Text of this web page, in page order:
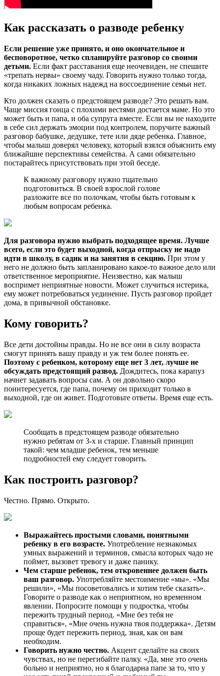
Как рассказать о разводе ребенку
Если решение уже принято, и оно окончательное и
бесповоротное, четко спланируйте разговор со своими
детьми. Если факт расставания еще неочевиден, не спешите
«трепать нервы» своему чаду. Говорить нужно только тогда,
когда никаких ложных надежд на воссоединение семьи нет.
Кто должен сказать о предстоящем разводе? Это решать вам.
Чаще миссия гонца с плохими вестями достается маме. Но это
может быть и папа, и оба супруга вместе. Если вы не находите
в себе сил держать эмоции под контролем, поручите важный
разговор бабушке, дедушке, тете или дяде ребенка. Главное,
чтобы малыш доверял человеку, который взялся объяснить ему
ближайшие перспективы семейства. А сами обязательно
постарайтесь присутствовать при этой беседе.
К важному разговору нужно тщательно
подготовиться. В своей взрослой голове
разложите все по полочкам, чтобы быть готовым к
любым вопросам ребенка.
Для разговора нужно выбрать подходящее время. Лучше
всего, если это будет выходной, когда отпрыску не надо
идти в школу, в садик и на занятия в секцию. При этом у
него не должно быть запланировано какое-то важное дело или
ответственное мероприятие. Неизвестно, как малыш
воспримет неприятные новости. Может случиться истерика,
ему может потребоваться уединение. Пусть разговор пройдет
дома, в привычной обстановке.
Кому говорить?
Все дети достойны правды. Но не все они в силу возраста
смогут принять вашу правду и уж тем более понять ее.
Поэтому с ребенком, которому еще нет 3 лет, лучше не
обсуждать предстоящий развод. Дождитесь, пока карапуз
начнет задавать вопросы сам. А он довольно скоро
поинтересуется, где папа, почему он приходит только в
выходной, где он живет. Подготовьте ответы. Время еще есть.
Сообщать в предстоящем разводе обязательно
нужно ребятам от 3-х и старше. Главный принцип
такой: чем младше ребенок, тем меньше
подробностей ему следует говорить.
Как построить разговор?
Честно. Прямо. Открыто.
Выражайтесь простыми словами, понятными
ребенку в его возрасте. Употребление незнакомых
умных выражений и терминов, смысла которых чадо не
поймет, вызовет тревогу и даже панику.
Чем старше ребенок, тем откровеннее должен быть
ваш разговор. Употребляйте местоимение «мы». «Мы
решили», «Мы посоветовались и хотим тебе сказать».
Говорите о разводе как о неприятном, но временном
явлении. Попросите помощи у подростка, чтобы
пережить трудный период. «Мне без тебя не
справиться», «Мне очень нужна твоя поддержка». Детям
проще будет пережить период, зная, как он вам
необходим.
Говорить нужно честно. Акцент сделайте на своих
чувствах, но не перегибайте палку. «Да, мне это очень
больно и неприятно, но я благодарна папе за то, что у